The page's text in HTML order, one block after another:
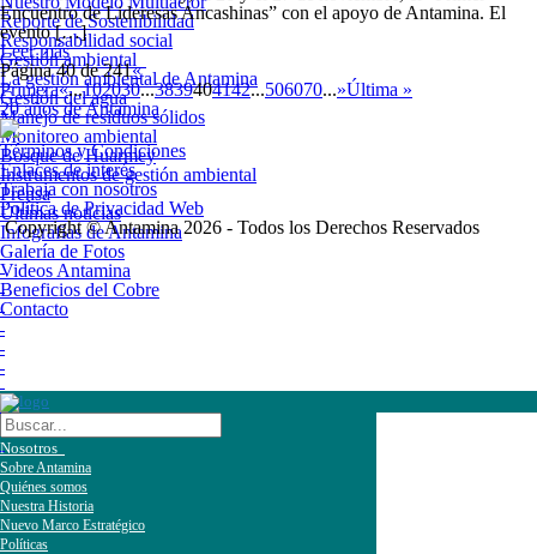
Reporte de Sostenibilidad
Responsabilidad social
Gestión ambiental
La gestión ambiental de Antamina
Gestión del agua
Manejo de residuos sólidos
Monitoreo ambiental
Bosque de Huarmey
Instrumentos de gestión ambiental
Prensa
Últimas noticias
Infografías de Antamina
Galería de Fotos
Videos Antamina
Beneficios del Cobre
Contacto
Encuentro de Lideresas Ancashinas” con el apoyo de Antamina. El
evento […]
Leer más
Página 40 de 241«
Primera«...102030...3839404142...506070...»Última »
20 años de Antamina
Términos y Condiciones
Enlaces de interés
Trabaja con nosotros
Política de Privacidad Web
Copyright © Antamina 2026 - Todos los Derechos Reservados
Nosotros
Sobre Antamina
Quiénes somos
Nuestra Historia
Nuevo Marco Estratégico
Políticas